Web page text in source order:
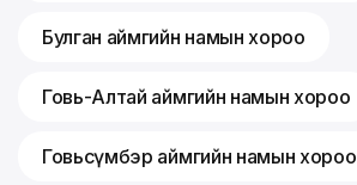
Булган аймгийн намын хороо
Говь-Алтай аймгийн намын хороо
Говьсүмбэр аймгийн намын хороо